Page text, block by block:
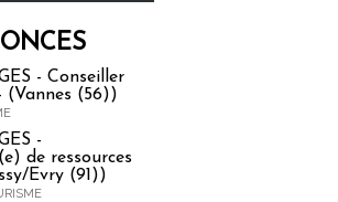
- Conseiller
(Vannes (56))
-
de ressources
Evry (91))